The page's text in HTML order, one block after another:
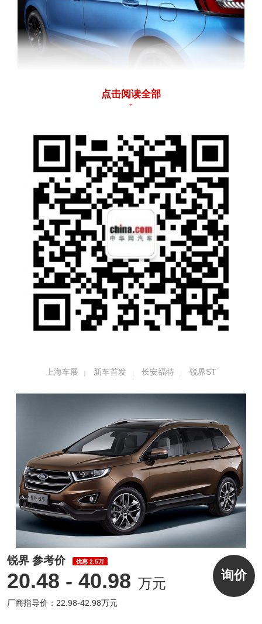
从侧面看，锐界ST配备的是哑光黑色双五辐式
运动轮圈，轮胎尺寸为265/40 R21，比现款锐
界的顶配轮圈还要大。轮圈内部的红色刹车卡
钳、全黑色车顶以及黑色侧裙进一步增强了车
辆的运动气息。
点击阅读全部
上海车展 新车首发 长安福特 锐界ST
锐界 参考价 优惠 2.5万
20.48 - 40.98 万元
厂商指导价：22.98-42.98万元
询价